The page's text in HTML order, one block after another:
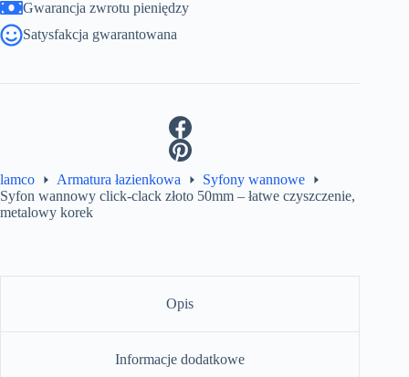
Gwarancja zwrotu pieniędzy
Satysfakcja gwarantowana
lamco Armatura łazienkowa
Syfony wannowe
Syfon wannowy click-clack złoto 50mm – łatwe czyszczenie,
metalowy korek
Opis
Informacje dodatkowe